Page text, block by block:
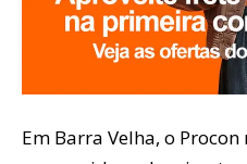
Em Barra Velha, o